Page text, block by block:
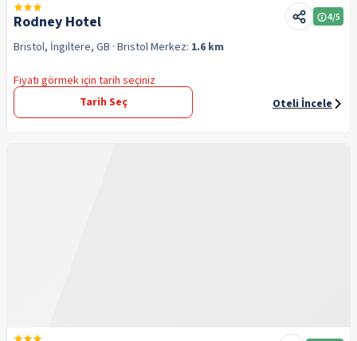
Rodney Hotel 4/5
Bristol, İngiltere, GB · BristolMerkez: 1.6 km
Fiyatı görmek için tarih seçiniz
Tarih Seç
Oteli İncele